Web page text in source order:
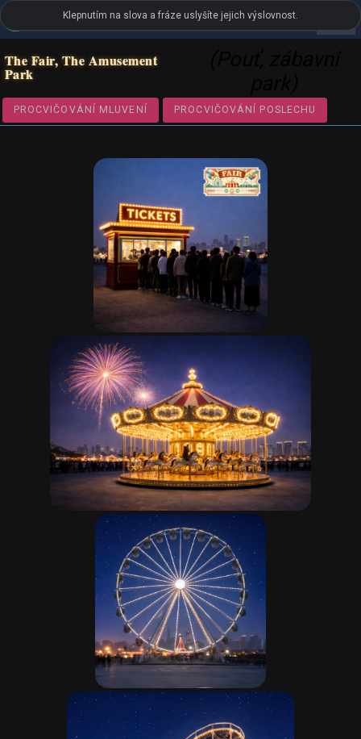
LanguageGuide.org •Britský anglický vizuální slovník
The Fair, The Amusement
Park
PROCVIČOVÁNÍ MLUVENÍ PROCVIČOVÁNÍ POSLECHU
Klepnutím na slova a fráze uslyšíte jejich výslovnost.